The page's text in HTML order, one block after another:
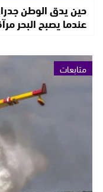
حين يدق الوطن
عندما يصبح البحر
متابعات